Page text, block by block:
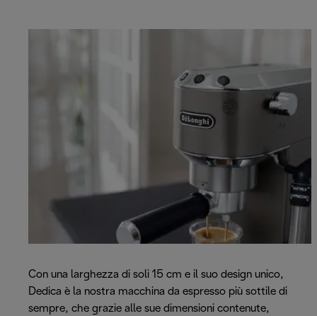
Con una larghezza di soli 15 cm e il suo design unico,
Dedica è la nostra macchina da espresso più sottile di
sempre, che grazie alle sue dimensioni contenute,